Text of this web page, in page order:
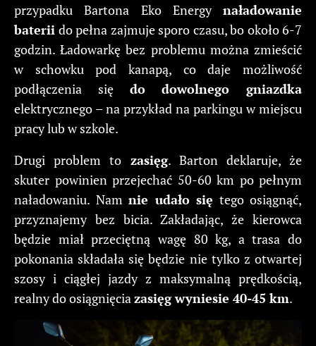
przypadku Bartona Eko Energy naładowanie
baterii do pełna zajmuje sporo czasu, bo około 6-7
godzin. Ładowarkę bez problemu można zmieścić
w schowku pod kanapą, co daje możliwość
podłączenia się do dowolnego gniazdka
elektrycznego – na przykład na parkingu w miejscu
pracy lub w szkole.
Drugi problem to zasięg. Barton deklaruje, że
skuter powinien przejechać 50-60 km po pełnym
naładowaniu. Nam nie udało się tego osiągnąć,
przyznajemy bez bicia. Zakładając, że kierowca
będzie miał przeciętną wagę 80 kg, a trasa do
pokonania składała się będzie nie tylko z otwartej
szosy i ciągłej jazdy z maksymalną prędkością,
realny do osiągnięcia zasięg wyniesie 40-45 km.